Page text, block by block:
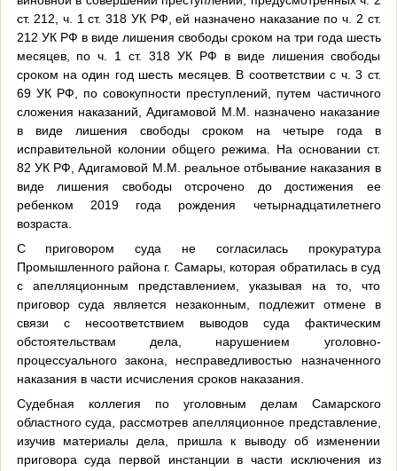
ст. 212, ч. 1 ст. 318 УК РФ, ей назначено наказание по ч. 2 ст.
212 УК РФ в виде лишения свободы сроком на три года шесть
месяцев, по ч. 1 ст. 318 УК РФ в виде лишения свободы
сроком на один год шесть месяцев. В соответствии с ч. 3 ст.
69 УК РФ, по совокупности преступлений, путем частичного
сложения наказаний, Адигамовой М.М. назначено наказание
в виде лишения свободы сроком на четыре года в
исправительной колонии общего режима. На основании ст.
82 УК РФ, Адигамовой М.М. реальное отбывание наказания в
виде лишения свободы отсрочено до достижения ее
ребенком 2019 года рождения четырнадцатилетнего
возраста.
С приговором суда не согласилась прокуратура
Промышленного района г. Самары, которая обратилась в суд
с апелляционным представлением, указывая на то, что
приговор суда является незаконным, подлежит отмене в
связи с несоответствием выводов суда фактическим
обстоятельствам дела, нарушением уголовно-
процессуального закона, несправедливостью назначенного
наказания в части исчисления сроков наказания.
Судебная коллегия по уголовным делам Самарского
областного суда, рассмотрев апелляционное представление,
изучив материалы дела, пришла к выводу об изменении
приговора суда первой инстанции в части исключения из